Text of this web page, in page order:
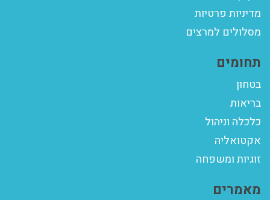
מדיניות פרטיות
מסלולים למרצים
תחומים
בטחון
בריאות
כלכלה וניהול
אקטואליה
זוגיות ומשפחה
מאמרים